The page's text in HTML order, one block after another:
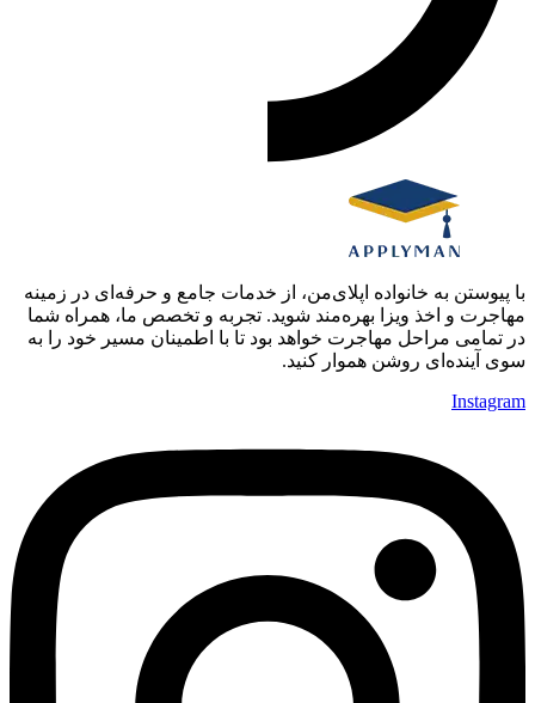
با پیوستن به خانواده اپلای‌من، از خدمات جامع و حرفه‌ای در زمینه
مهاجرت و اخذ ویزا بهره‌مند شوید. تجربه و تخصص ما، همراه شما
در تمامی مراحل مهاجرت خواهد بود تا با اطمینان مسیر خود را به
سوی آینده‌ای روشن هموار کنید.
Instagram